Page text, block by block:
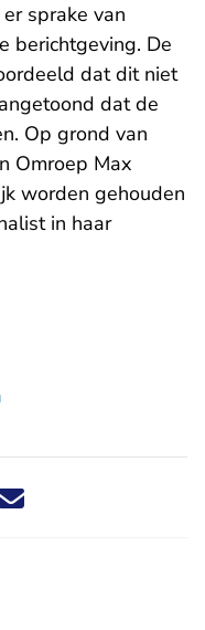
sprake van
berichtgeving. De
dat dit niet
dat de
Op grond van
Omroep Max
worden gehouden
in haar
nieuwsbericht via X -
dit nieuwsbericht via
dit nieuwsbericht
Deel dit